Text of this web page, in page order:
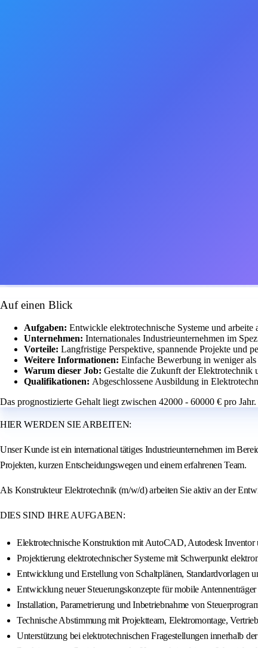
Auf einen Blick
Aufgaben: Entwickle elektrotechnische Systeme und arbeite
Unternehmen: Internationales Industrieunternehmen im
Vorteile: Langfristige Perspektive, spannende Projekte und
Weitere Informationen: Einfache Bewerbung in weniger
Warum dieser Job: Gestalte die Zukunft der Elektrotechnik
Qualifikationen: Abgeschlossene Ausbildung in
Das prognostizierte Gehalt liegt zwischen 42000 - 60000 € pro Jahr.
HIER WERDEN SIE ARBEITEN:
Unser Kunde ist ein international tätiges Industrieunternehmen im
Projekten, kurzen Entscheidungswegen und einem erfahrenen Team.
Als Konstrukteur Elektrotechnik (m/w/d) arbeiten Sie aktiv an der
DIES SIND IHRE AUFGABEN:
Elektrotechnische Konstruktion mit AutoCAD, Autodesk
Projektierung elektrotechnischer Systeme mit Schwerpunkt
Entwicklung und Erstellung von Schaltplänen, Standardvorlagen
Entwicklung neuer Steuerungskonzepte für mobile Antennenträger
Installation, Parametrierung und Inbetriebnahme von
Technische Abstimmung mit Projektteam, Elektromontage,
Unterstützung bei elektrotechnischen Fragestellungen innerhalb